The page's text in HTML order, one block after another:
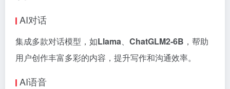
AI对话
集成多款对话模型，如Llama、 ChatGLM2-6B ，帮助
用户创作丰富多彩的内容，提升写作和沟通效率。
AI语音